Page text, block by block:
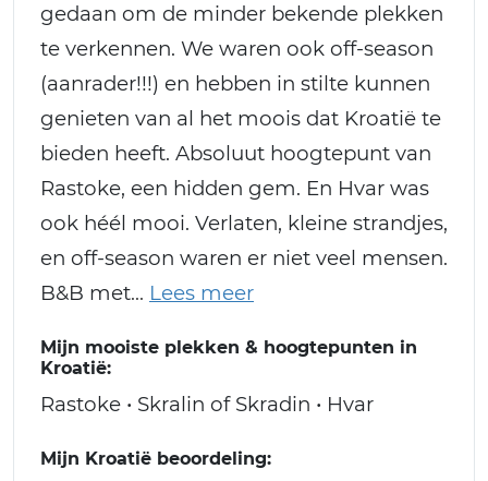
gedaan om de minder bekende plekken
te verkennen. We waren ook off-season
(aanrader!!!) en hebben in stilte kunnen
genieten van al het moois dat Kroatië te
bieden heeft. Absoluut hoogtepunt van
Rastoke, een hidden gem. En Hvar was
ook héél mooi. Verlaten, kleine strandjes,
en off-season waren er niet veel mensen.
B&B met
Mijn mooiste plekken & hoogtepunten in
Kroatië:
Rastoke • Skralin of Skradin • Hvar
Mijn Kroatië beoordeling: